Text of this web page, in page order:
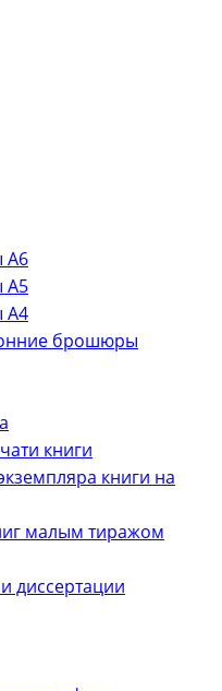
А6
А5
А4
брошюры
книги
книги на
малым тиражом
диссертации